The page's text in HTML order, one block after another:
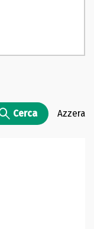
Cerca Azzera